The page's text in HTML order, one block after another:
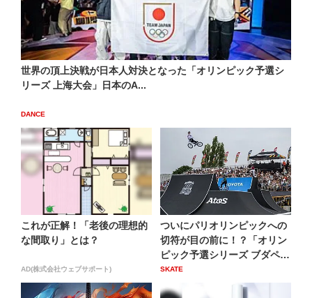
世界の頂上決戦が日本人対決となった「オリンピック予選シ
リーズ 上海大会」日本のA...
DANCE
これが正解！「老後の理想的
な間取り」とは？
AD(株式会社ウェブサポート)
ついにパリオリンピックへの
切符が目の前に！？「オリン
ピック予選シリーズ ブダペ
ス...
SKATE